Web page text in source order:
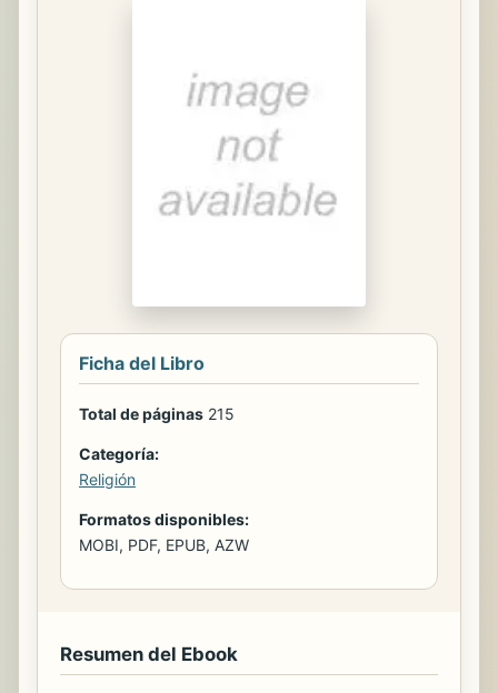
Ficha del Libro
Total de páginas 215
Categoría:
Religión
Formatos disponibles:
MOBI, PDF, EPUB, AZW
Resumen del Ebook